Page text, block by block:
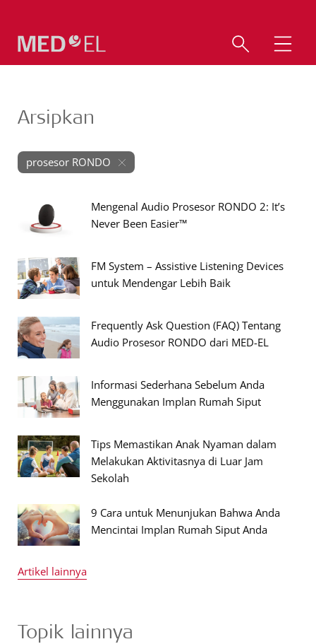
Arsipkan
prosesor RONDO
Mengenal Audio Prosesor RONDO 2: It’s
Never Been Easier™
FM System – Assistive Listening Devices
untuk Mendengar Lebih Baik
Frequently Ask Question (FAQ) Tentang
Audio Prosesor RONDO dari MED-EL
Informasi Sederhana Sebelum Anda
Menggunakan Implan Rumah Siput
Tips Memastikan Anak Nyaman dalam
Melakukan Aktivitasnya di Luar Jam
Sekolah
9 Cara untuk Menunjukan Bahwa Anda
Mencintai Implan Rumah Siput Anda
Artikel lainnya
Topik lainnya